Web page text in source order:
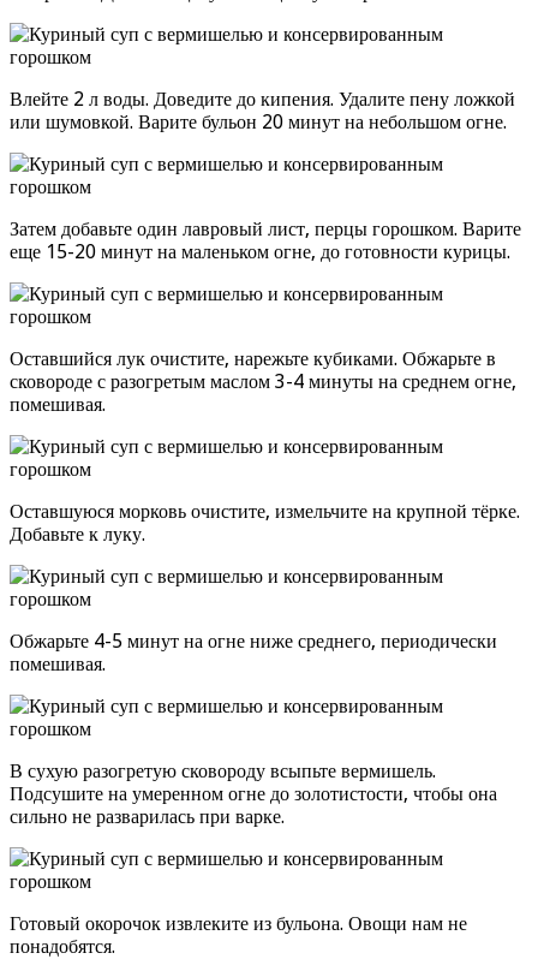
Влейте 2 л воды. Доведите до кипения. Удалите пену ложкой
или шумовкой. Варите бульон 20 минут на небольшом огне.
Затем добавьте один лавровый лист, перцы горошком. Варите
еще 15-20 минут на маленьком огне, до готовности курицы.
Оставшийся лук очистите, нарежьте кубиками. Обжарьте в
сковороде с разогретым маслом 3-4 минуты на среднем огне,
помешивая.
Оставшуюся морковь очистите, измельчите на крупной тёрке.
Добавьте к луку.
Обжарьте 4-5 минут на огне ниже среднего, периодически
помешивая.
В сухую разогретую сковороду всыпьте вермишель.
Подсушите на умеренном огне до золотистости, чтобы она
сильно не разварилась при варке.
Готовый окорочок извлеките из бульона. Овощи нам не
понадобятся.